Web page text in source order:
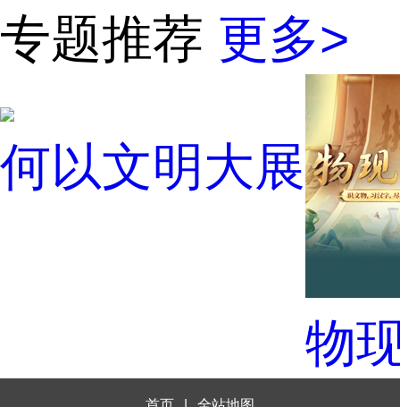
专题推荐 更多>
何以文明大展
物